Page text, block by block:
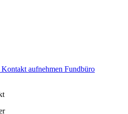
Kontakt aufnehmen Fundbüro